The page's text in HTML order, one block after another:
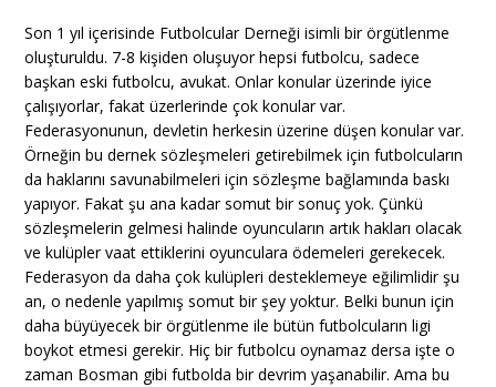
Son 1 yıl içerisinde Futbolcular Derneği isimli bir örgütlenme
oluşturuldu. 7-8 kişiden oluşuyor hepsi futbolcu, sadece
başkan eski futbolcu, avukat. Onlar konular üzerinde iyice
çalışıyorlar, fakat üzerlerinde çok konular var.
Federasyonunun, devletin herkesin üzerine düşen konular var.
Örneğin bu dernek sözleşmeleri getirebilmek için futbolcuların
da haklarını savunabilmeleri için sözleşme bağlamında baskı
yapıyor. Fakat şu ana kadar somut bir sonuç yok. Çünkü
sözleşmelerin gelmesi halinde oyuncuların artık hakları olacak
ve kulüpler vaat ettiklerini oyunculara ödemeleri gerekecek.
Federasyon da daha çok kulüpleri desteklemeye eğilimlidir şu
an, o nedenle yapılmış somut bir şey yoktur. Belki bunun için
daha büyüyecek bir örgütlenme ile bütün futbolcuların ligi
boykot etmesi gerekir. Hiç bir futbolcu oynamaz dersa işte o
zaman Bosman gibi futbolda bir devrim yaşanabilir. Ama bu